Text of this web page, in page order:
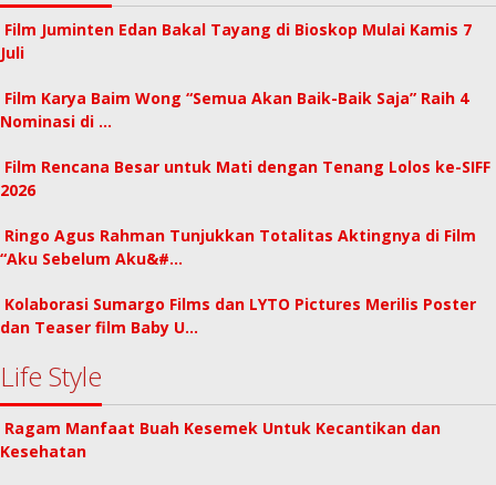
Film Juminten Edan Bakal Tayang di Bioskop Mulai Kamis 7
Juli
Film Karya Baim Wong “Semua Akan Baik-Baik Saja” Raih 4
Nominasi di …
Film Rencana Besar untuk Mati dengan Tenang Lolos ke-SIFF
2026
Ringo Agus Rahman Tunjukkan Totalitas Aktingnya di Film
“Aku Sebelum Aku&#…
Kolaborasi Sumargo Films dan LYTO Pictures Merilis Poster
dan Teaser film Baby U…
Life Style
Ragam Manfaat Buah Kesemek Untuk Kecantikan dan
Kesehatan